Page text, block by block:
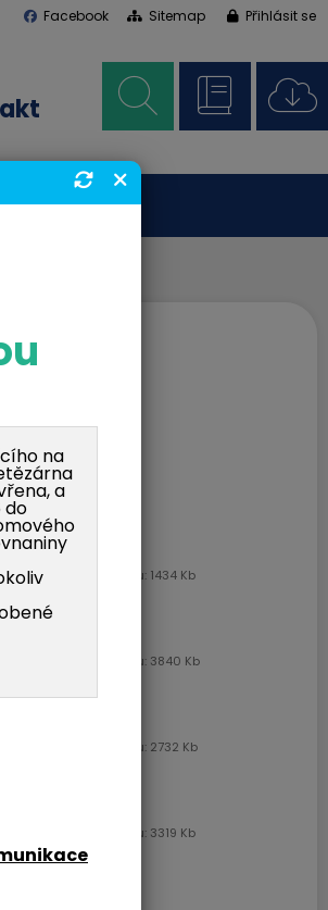
Facebook Sitemap Přihlásit se
| Velikost souboru: 1434 Kb
| Velikost souboru: 3840 Kb
| Velikost souboru: 2732 Kb
| Velikost souboru: 3319 Kb
na
a
do